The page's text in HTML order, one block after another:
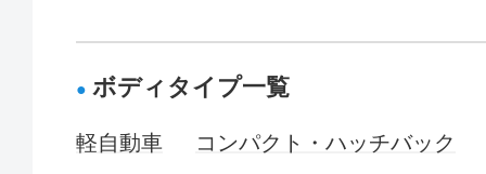
ボディタイプ一覧
軽自動車
コンパクト・ハッチバック